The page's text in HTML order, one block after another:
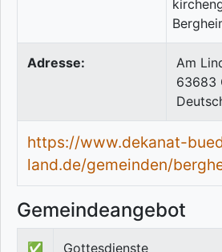
Adresse:
Am
63683
https://www.dekanat-
land.de/gemeinden/
Gemeindeangebot
✅ Gottesdienste